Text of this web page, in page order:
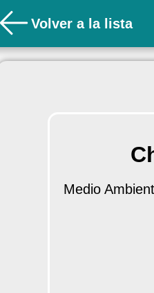
Volver a la lista
Medio